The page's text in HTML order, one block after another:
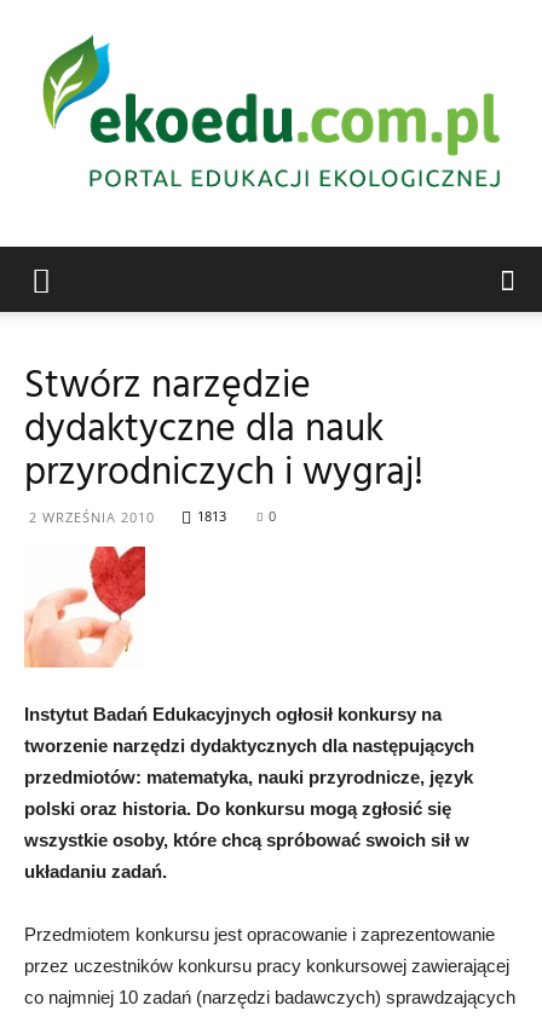
ekologiczna
Abrys
Stwórz narzędzie
dydaktyczne dla nauk
przyrodniczych i wygraj!
2 WRZEŚNIA 2010 1813 0
Instytut Badań Edukacyjnych ogłosił konkursy na
tworzenie narzędzi dydaktycznych dla następujących
przedmiotów: matematyka, nauki przyrodnicze, język
polski oraz historia. Do konkursu mogą zgłosić się
wszystkie osoby, które chcą spróbować swoich sił w
układaniu zadań.
Przedmiotem konkursu jest opracowanie i zaprezentowanie
przez uczestników konkursu pracy konkursowej zawierającej
co najmniej 10 zadań (narzędzi badawczych) sprawdzających